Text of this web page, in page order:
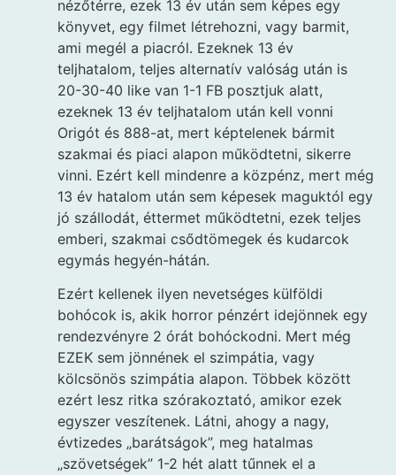
nézőtérre, ezek 13 év után sem képes egy
könyvet, egy filmet létrehozni, vagy barmit,
ami megél a piacról. Ezeknek 13 év
teljhatalom, teljes alternatív valóság után is
20-30-40 like van 1-1 FB posztjuk alatt,
ezeknek 13 év teljhatalom után kell vonni
Origót és 888-at, mert képtelenek bármit
szakmai és piaci alapon működtetni, sikerre
vinni. Ezért kell mindenre a közpénz, mert még
13 év hatalom után sem képesek maguktól egy
jó szállodát, éttermet működtetni, ezek teljes
emberi, szakmai csődtömegek és kudarcok
egymás hegyén-hátán.
Ezért kellenek ilyen nevetséges külföldi
bohócok is, akik horror pénzért idejönnek egy
rendezvényre 2 órát bohóckodni. Mert még
EZEK sem jönnének el szimpátia, vagy
kölcsönös szimpátia alapon. Többek között
ezért lesz ritka szórakoztató, amikor ezek
egyszer veszítenek. Látni, ahogy a nagy,
évtizedes „barátságok”, meg hatalmas
„szövetségek” 1-2 hét alatt tűnnek el a